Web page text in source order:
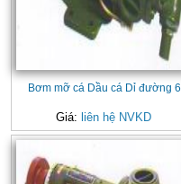
Bơm mỡ cá Dầu cá Dỉ đường 6
Giá: liên hệ NVKD